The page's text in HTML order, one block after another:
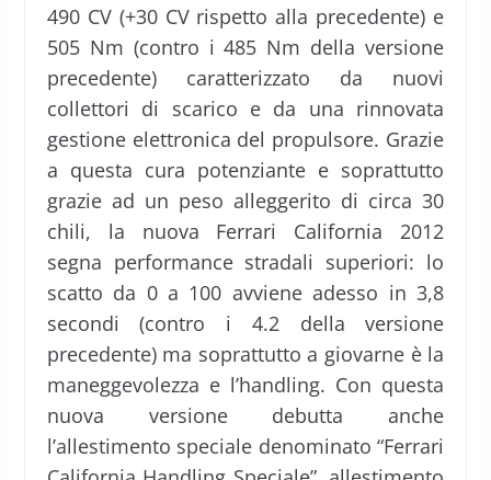
490 CV (+30 CV rispetto alla precedente) e
505 Nm (contro i 485 Nm della versione
precedente) caratterizzato da nuovi
collettori di scarico e da una rinnovata
gestione elettronica del propulsore. Grazie
a questa cura potenziante e soprattutto
grazie ad un peso alleggerito di circa 30
chili, la nuova Ferrari California 2012
segna performance stradali superiori: lo
scatto da 0 a 100 avviene adesso in 3,8
secondi (contro i 4.2 della versione
precedente) ma soprattutto a giovarne è la
maneggevolezza e l’handling. Con questa
nuova versione debutta anche
l’allestimento speciale denominato “Ferrari